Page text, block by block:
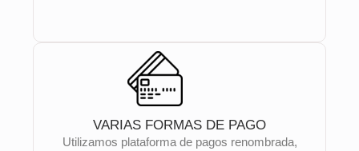
VARIAS FORMAS DE PAGO
Utilizamos plataforma de pagos renombrada,